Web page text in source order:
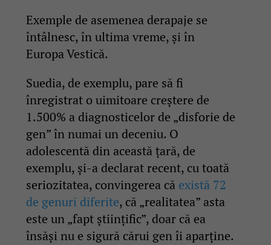
Exemple de asemenea derapaje se
întâlnesc, în ultima vreme, și în
Europa Vestică.
Suedia, de exemplu, pare să fi
înregistrat o uimitoare creștere de
1.500% a diagnosticelor de „disforie de
gen” în numai un deceniu. O
adolescentă din această țară, de
exemplu, și-a declarat recent, cu toată
seriozitatea, convingerea că există 72
de genuri diferite, că „realitatea” asta
este un „fapt științific”, doar că ea
însăși nu e sigură cărui gen îi aparține.